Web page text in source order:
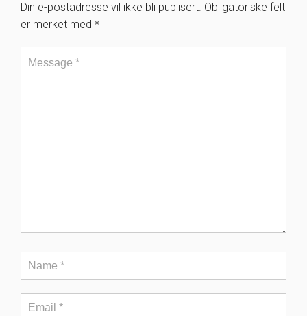
Din e-postadresse vil ikke bli publisert. Obligatoriske felt
er merket med *